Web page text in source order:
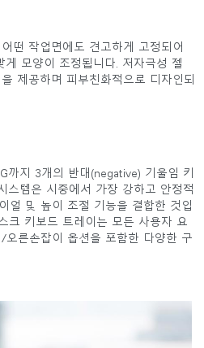
떤 작업면에도 견고하게 고정되어
모양이 조정됩니다. 저자극성 젤
제공하며 피부친화적으로 디자인되
까지 3개의 반대(negative) 기울임 키
스템은 시중에서 가장 강하고 안정적
얼 및 높이 조절 기능을 결합한 것입
크 키보드 트레이는 모든 사용자 요
른손잡이 옵션을 포함한 다양한 구